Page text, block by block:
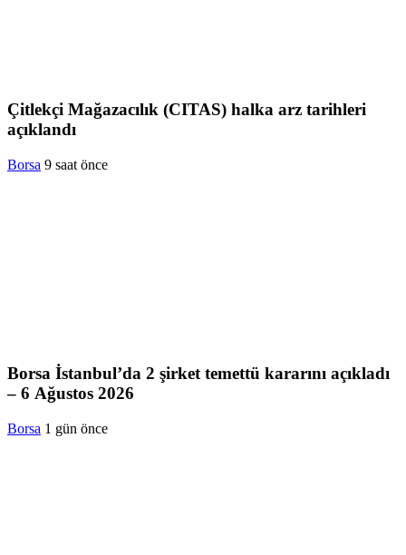
Çitlekçi Mağazacılık (CITAS) halka arz tarihleri
açıklandı
Borsa 9 saat önce
Borsa İstanbul’da 2 şirket temettü kararını açıkladı
– 6 Ağustos 2026
Borsa 1 gün önce